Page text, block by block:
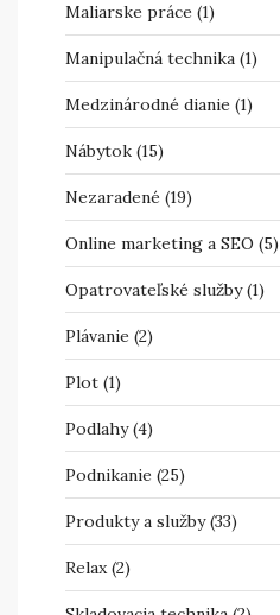
Maliarske práce (1)
Manipulačná technika (1)
Medzinárodné dianie (1)
Nábytok (15)
Nezaradené (19)
Online marketing a SEO (5)
Opatrovateľské služby(1)
Plávanie (2)
Plot (1)
Podlahy(4)
Podnikanie (25)
Produkty a služby(33)
Relax(2)